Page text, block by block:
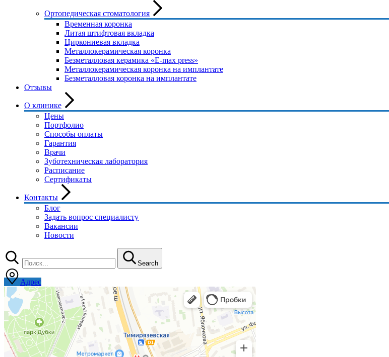
Ортопедическая стоматология
Временная коронка
Литая штифтовая вкладка
Циркониевая вкладка
Металлокерамическая коронка
Безметалловая керамика «E-max press»
Металлокерамическая коронка на имплантате
Безметалловая коронка на имплантате
Отзывы
О клинике
Цены
Портфолио
Способы оплаты
Гарантия
Врачи
Зуботехническая лаборатория
Расписание
Сертификаты
Контакты
Блог
Задать вопрос специалисту
Вакансии
Новости
Search
Адрес